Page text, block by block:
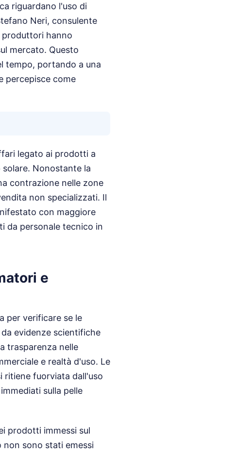
riguardano l'uso di
Neri, consulente
produttori hanno
mercato. Questo
tempo, portando a una
percepisce come
legato ai prodotti a
Nonostante la
contrazione nelle zone
non specializzati. Il
con maggiore
da personale tecnico in
e
per verificare se le
evidenze scientifiche
trasparenza nelle
e realtà d'uso. Le
ritiene fuorviata dall'uso
sulla pelle
prodotti immessi sul
non sono stati emessi